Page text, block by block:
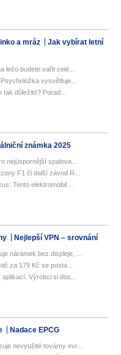
a mráz
Jak vybírat letní
lečo budete vařit celé...
vysvětluje...
tak důležité? Porad...
známka 2025
nejúspornější spalova...
F1 či další závod R...
Tento elektromobil ...
Nejlepší VPN – srovnání
náramek bez displeje, ...
za 179 Kč se posta...
Výrobci si dos...
Nadace EPCG
nevyužité továrny evr...